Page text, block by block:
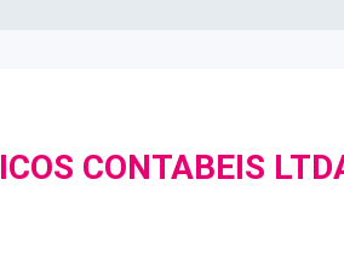
CONTABEIS